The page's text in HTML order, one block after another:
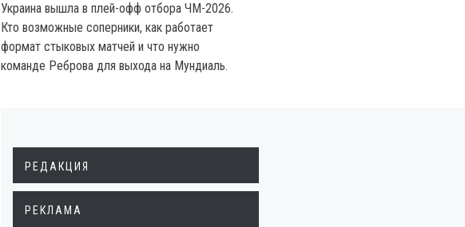
Украина вышла в плей-офф отбора ЧМ-2026.
Кто возможные соперники, как работает
формат стыковых матчей и что нужно
команде Реброва для выхода на Мундиаль.
РЕДАКЦИЯ
РЕКЛАМА